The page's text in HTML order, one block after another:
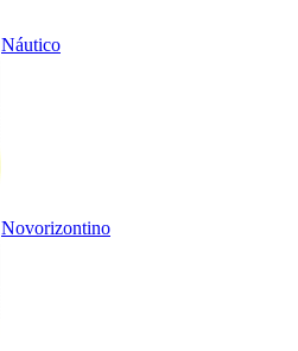
Náutico
Novorizontino